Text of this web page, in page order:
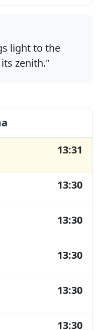
light to the
zenith."
13:31
13:30
13:30
13:30
13:30
13:30